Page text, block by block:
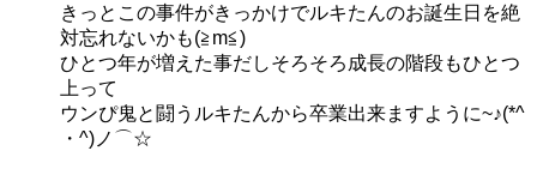
きっとこの事件がきっかけでルキたんのお誕生日を絶
対忘れないかも(≧m≦)
ひとつ年が増えた事だしそろそろ成長の階段もひとつ
上って
ウンぴ鬼と闘うルキたんから卒業出来ますように~♪(*^
・^)ノ⌒☆